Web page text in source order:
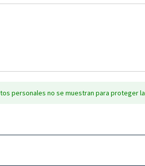
personales no se muestran para proteger